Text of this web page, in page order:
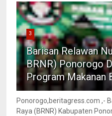
3
Barisan Relawan
BRNR) Ponorogo
Program Makanan
Ponorogo,beritagress.com ,-
Raya (BRNR) Kabupaten